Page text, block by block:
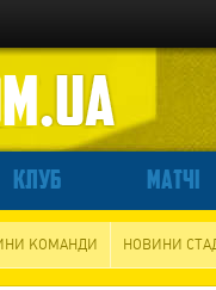
КЛУБ МАТЧІ
КОМАНДИ НОВИНИ